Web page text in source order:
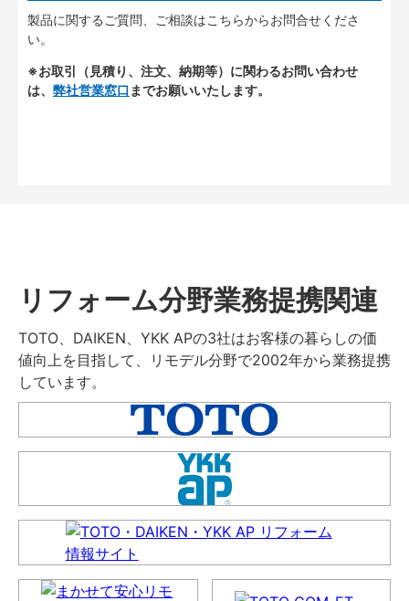
製品に関するご質問、ご相談はこちらからお問合せくださ
い。
※お取引（見積り、注文、納期等）に関わるお問い合わせ
は、 弊社営業窓口 までお願いいたします。
リフォーム分野業務提携関連
TOTO、DAIKEN、YKK APの3社はお客様の暮らしの価
値向上を目指して、リモデル分野で2002年から業務提携
しています。